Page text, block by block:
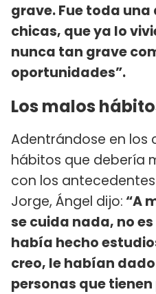
grave. Fue toda
chicas, que ya lo
nunca tan grave
oportunidades”.
Los malos
Adentrándose en los
hábitos que debería
con los
Jorge, Ángel dijo: “A
se cuida nada, no
había hecho
creo, le habían
personas que